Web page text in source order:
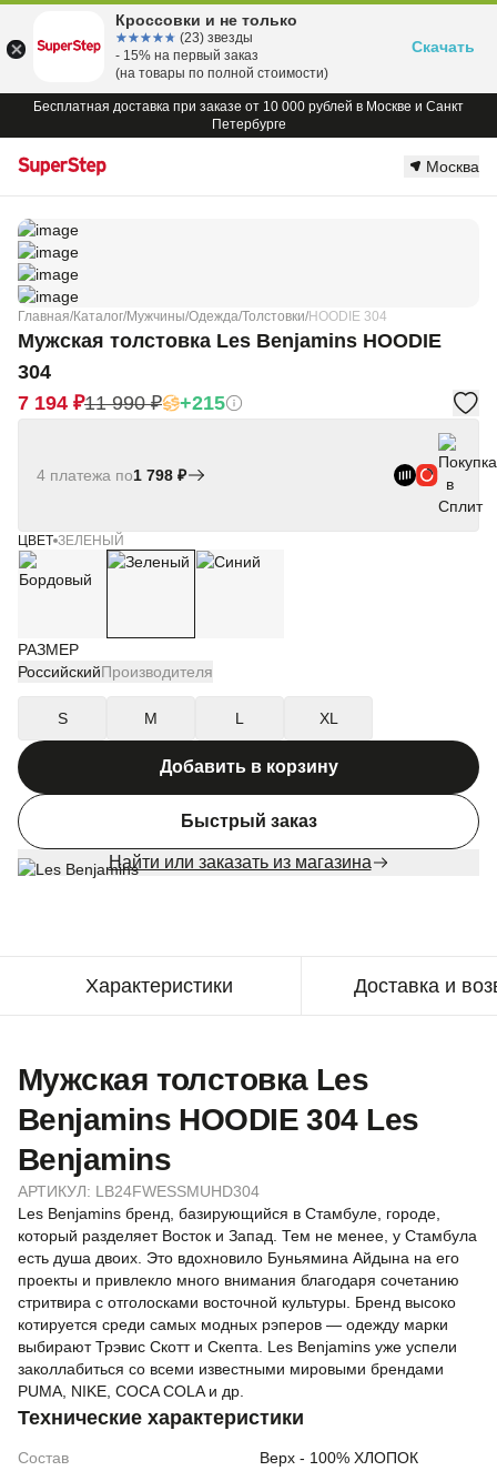
Бесплатная доставка при заказе от 10 000 рублей в Москве и Санкт
Петербурге
Москва
Главная/Каталог/Мужчины/Одежда/Толстовки/HOODIE 304
Мужская толстовка Les Benjamins HOODIE
304
7 194 ₽11 990 ₽ +215
4 платежа по1 798 ₽
ЦВЕТ ЗЕЛЕНЫЙ
РАЗМЕР
РоссийскийПроизводителя
S M L XL
Добавить в корзину
Быстрый заказ
Найти или заказать из магазина
Характеристики Доставка и
Мужская толстовка Les
Benjamins HOODIE 304 Les
Benjamins
АРТИКУЛ: LB24FWESSMUHD304
Les Benjamins бренд, базирующийся в Стамбуле, городе,
который разделяет Восток и Запад. Тем не менее, у Стамбула
есть душа двоих. Это вдохновило Буньямина Айдына на его
проекты и привлекло много внимания благодаря сочетанию
стритвира с отголосками восточной культуры. Бренд высоко
котируется среди самых модных рэперов — одежду марки
выбирают Трэвис Скотт и Скепта. Les Benjamins уже успели
заколлабиться со всеми известными мировыми брендами
PUMA, NIKE, COCA COLA и др.
Технические характеристики
Состав
Верх - 100% ХЛОПОК
Кроссовки и не только
☆☆☆☆☆
★★★★★ (23) звезды
- 15% на первый заказ
(на товары по полной стоимости)
Скачать